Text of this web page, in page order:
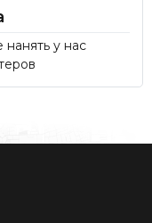
у нас